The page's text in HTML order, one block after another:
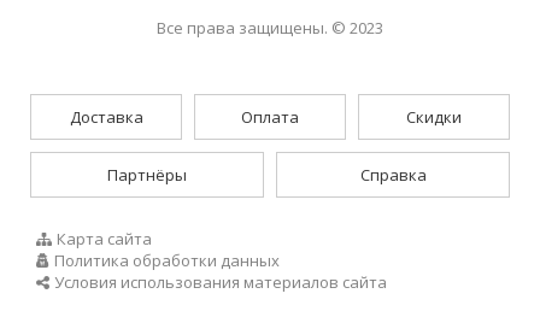
Все права защищены. © 2023
Доставка Оплата Скидки
Партнёры Справка
Карта сайта
Политика обработки данных
Условия использования материалов сайта